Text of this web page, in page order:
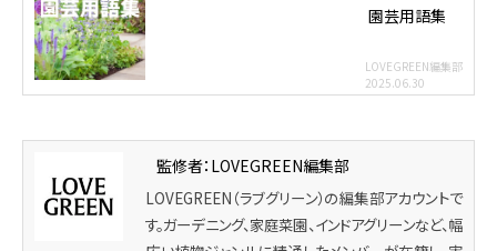
園芸用語集
LOVEGREEN編集部
2025.06.30
監修者：LOVEGREEN編集部
LOVEGREEN（ラブグリーン）の編集部アカウントで
す。ガーデニング、家庭菜園、インドアグリーンなど、幅